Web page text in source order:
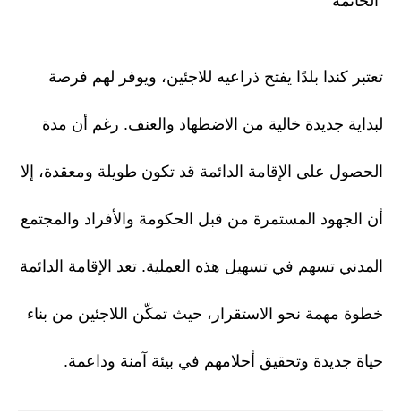
تعتبر كندا بلدًا يفتح ذراعيه للاجئين، ويوفر لهم فرصة
لبداية جديدة خالية من الاضطهاد والعنف. رغم أن مدة
الحصول على الإقامة الدائمة قد تكون طويلة ومعقدة، إلا
أن الجهود المستمرة من قبل الحكومة والأفراد والمجتمع
المدني تسهم في تسهيل هذه العملية. تعد الإقامة الدائمة
خطوة مهمة نحو الاستقرار، حيث تمكّن اللاجئين من بناء
حياة جديدة وتحقيق أحلامهم في بيئة آمنة وداعمة.